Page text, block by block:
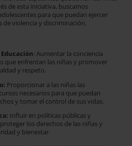
de esta iniciativa, buscamos
para que puedan ejercer
de violencia y discriminación.
: Aumentar la conciencia
que enfrentan las niñas y promover
y respeto.
Proporcionar a las niñas las
necesarios para que puedan
y tomar el control de sus vidas.
Influir en políticas públicas y
los derechos de las niñas y
y bienestar.